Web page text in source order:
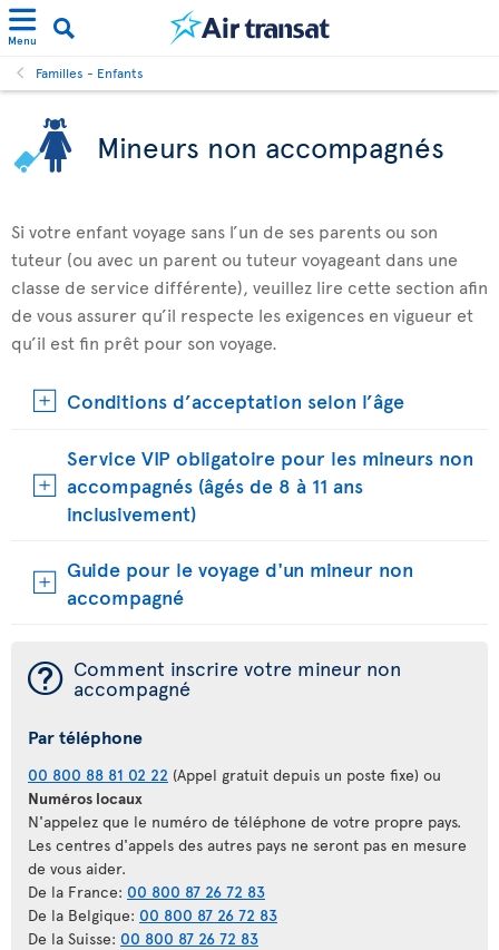
Menu
Familles - Enfants
Mineurs non accompagnés
Si votre enfant voyage sans l’un de ses parents ou son
tuteur (ou avec un parent ou tuteur voyageant dans une
classe de service différente), veuillez lire cette section afin
de vous assurer qu’il respecte les exigences en vigueur et
qu’il est fin prêt pour son voyage.
Conditions d’acceptation selon l’âge
Service VIP obligatoire pour les mineurs non
accompagnés (âgés de 8 à 11 ans
inclusivement)
Guide pour le voyage d'un mineur non
accompagné
¯ Comment inscrire votre mineur non
accompagné
Par téléphone
00 800 88 81 02 22 (Appel gratuit depuis un poste fixe) ou
Numéros locaux
N'appelez que le numéro de téléphone de votre propre pays.
Les centres d'appels des autres pays ne seront pas en mesure
de vous aider.
De la France: 00 800 87 26 72 83
De la Belgique: 00 800 87 26 72 83
De la Suisse: 00 800 87 26 72 83